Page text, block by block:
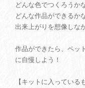
どんな色でつくろうか
どんな作品ができるか
出来上がりを想像しな
作品ができたら、ペッ
に自慢しよう！
【キットに入っている